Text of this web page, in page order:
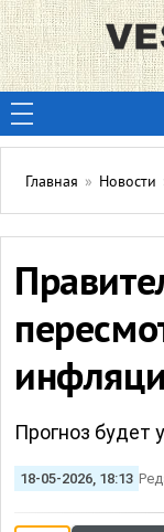
Главная » Новости
Прогноз будет
18-05-2026, 18:13